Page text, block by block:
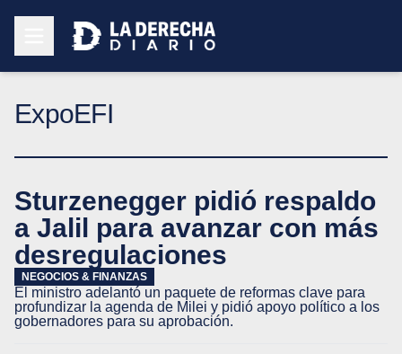
ExpoEFI
Sturzenegger pidió respaldo
a Jalil para avanzar con más
desregulaciones
NEGOCIOS & FINANZAS
El ministro adelantó un paquete de reformas clave para
profundizar la agenda de Milei y pidió apoyo político a los
gobernadores para su aprobación.